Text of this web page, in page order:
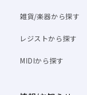
雑貨/楽器から探す
レジストから探す
MIDIから探す